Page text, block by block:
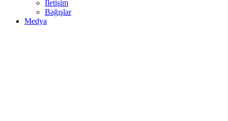
İletişim
Bağışlar
Medya